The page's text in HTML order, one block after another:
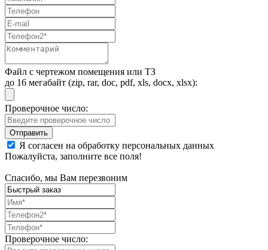
Файл с чертежом помещения или ТЗ
до 16 мегабайт (zip, rar, doc, pdf, xls, docx, xlsx):
Проверочное число:
Я согласен на обработку персональных данных
Пожалуйста, заполните все поля!
Спасибо, мы Вам перезвоним
Проверочное число: